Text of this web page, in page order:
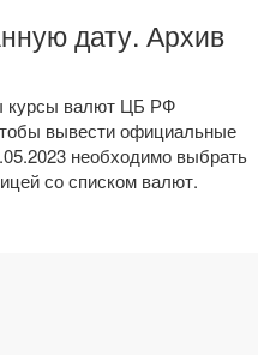
дату. Архив
курсы валют ЦБ РФ
вывести официальные
необходимо выбрать
со списком валют.